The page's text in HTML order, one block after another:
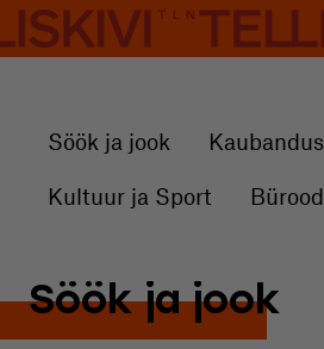
Söök ja jook Kaubandus
Kultuur ja Sport
Bürood
Söök ja jook